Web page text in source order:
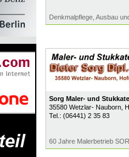
Denkmalpflege, Ausbau
Sorg Maler- und
35580 Wetzlar- Nauborn,
Tel.: (06441) 2 35 83
60 Jahre Malerbetrieb